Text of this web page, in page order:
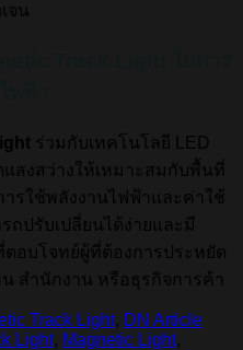
จน
ร่วมกับเทคโนโลยี LED
แสงสว่างให้เหมาะสมกับพื้นที่
รใช้พลังงานไฟฟ้าและค่าใช้
ถปรับเปลี่ยนได้ง่ายและมี
อบโจทย์ผู้ที่ต้องการประหยัด
สำนักงาน หรือธุรกิจการค้า
Track Light, DN Article
Light, Magnetic Light,